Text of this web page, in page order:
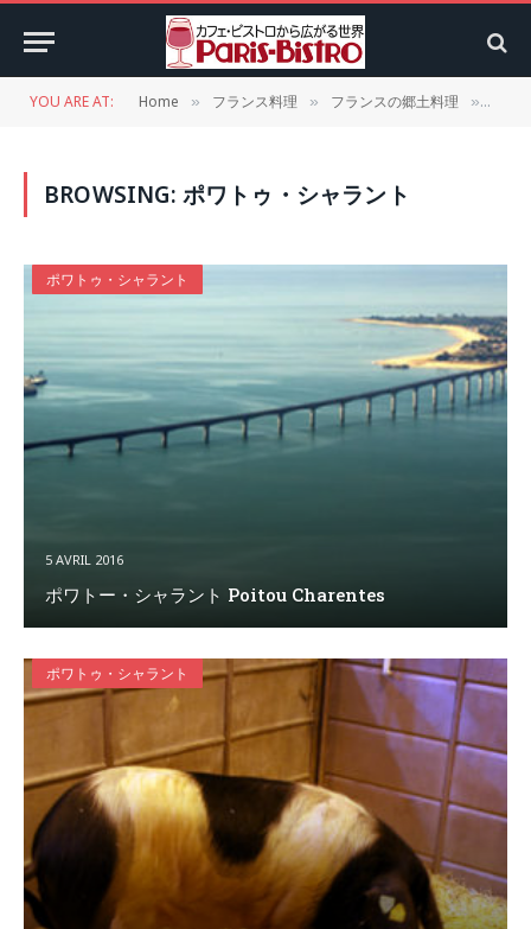
YOU ARE AT: Home » フランス料理 » フランスの郷土料理 »
BROWSING: ポワトゥ・シャラント
ポワトゥ・シャラント
5 AVRIL 2016
ポワトー・シャラント Poitou Charentes
ポワトゥ・シャラント